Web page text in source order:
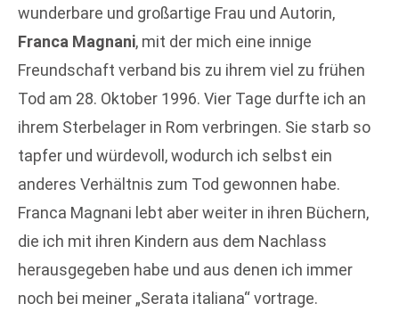
wunderbare und großartige Frau und Autorin,
Franca Magnani, mit der mich eine innige
Freundschaft verband bis zu ihrem viel zu frühen
Tod am 28. Oktober 1996. Vier Tage durfte ich an
ihrem Sterbelager in Rom verbringen. Sie starb so
tapfer und würdevoll, wodurch ich selbst ein
anderes Verhältnis zum Tod gewonnen habe.
Franca Magnani lebt aber weiter in ihren Büchern,
die ich mit ihren Kindern aus dem Nachlass
herausgegeben habe und aus denen ich immer
noch bei meiner „Serata italiana“ vortrage.